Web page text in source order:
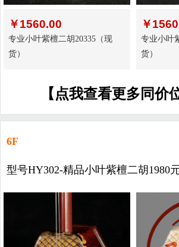
￥1560.00
专业小叶紫檀二胡20335（现
货）
￥
专业小叶
货）
【点我查看更多同价
6F
型号HY302-精品小叶紫檀二胡1980